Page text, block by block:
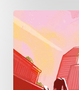
Paris
La
Défense
lance
«
Disparition